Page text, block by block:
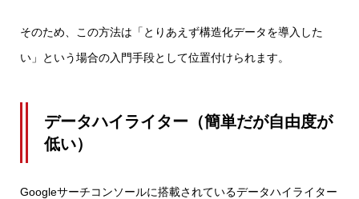
そのため、この方法は「とりあえず構造化データを導入した
い」という場合の入門手段として位置付けられます。
データハイライター（簡単だが自由度が
低い）
Googleサーチコンソールに搭載されているデータハイライター